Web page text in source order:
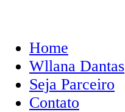
Home
Wllana Dantas
Seja Parceiro
Contato